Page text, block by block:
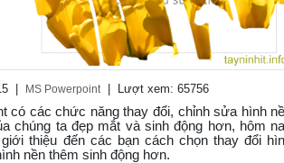
| MS Powerpoint | Lượt xem: 65756
có các chức năng thay đổi, chỉnh sửa hình
chúng ta đẹp mắt và sinh động hơn, hôm
giới thiệu đến các bạn cách chọn thay đổi
nền thêm sinh động hơn.